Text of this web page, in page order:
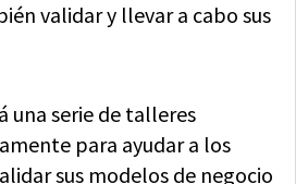
validar y llevar a cabo sus
una serie de talleres
para ayudar a los
sus modelos de negocio